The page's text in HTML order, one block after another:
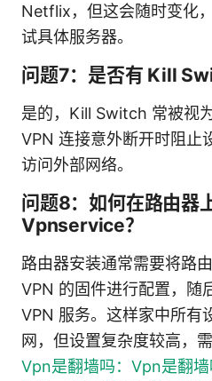
Netflix，但这会随时变化
试具体服务器。
问题7：是否有 Kill
是的，Kill Switch 常被视
VPN 连接意外断开时阻止
访问外部网络。
问题8：如何在路由器
Vpnservice？
路由器安装通常需要将路
VPN 的固件进行配置，随
VPN 服务。这样家中所有
网，但设置复杂度较高，
Vpn是翻墙吗：Vpn是翻